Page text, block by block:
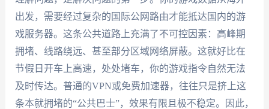
出发，需要经过复杂的国际公网路由才能抵达国内的游
戏服务器。这条公共道路上充满了不可控因素：高峰期
拥堵、线路绕远、甚至部分区域网络屏蔽。这就好比在
节假日开车上高速，处处堵车，你的游戏指令自然无法
及时传达。普通的VPN或免费加速器，往往只是挤上这
条本就拥堵的“公共巴士”，效果有限且极不稳定。因此，